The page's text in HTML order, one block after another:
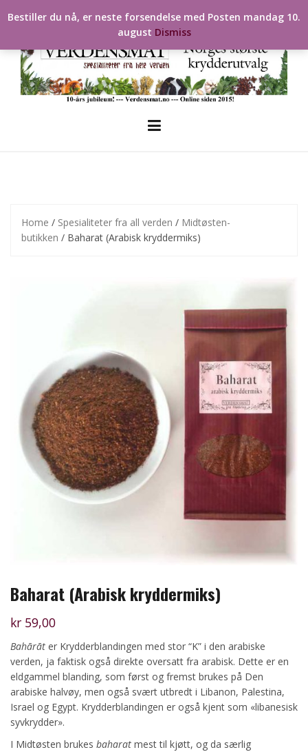
to
Home / Spesialiteter fra all verden / Midtøsten-
butikken / Baharat (Arabisk kryddermiks)
Baharat (Arabisk kryddermiks)
kr 59,00
Bahārāt er Krydderblandingen med stor “K” i den arabiske
verden, ja faktisk også direkte oversatt fra arabisk. Dette er en
eldgammel blanding, som først og fremst brukes på Den
arabiske halvøy, men også svært utbredt i Libanon, Palestina,
Israel og Egypt. Krydderblandingen er også kjent som «libanesisk
syvkrydder».
I Midtøsten brukes baharat mest til kjøtt, og da særlig
Bestiller du nå, er neste forsendelse med Posten mandag 10.
august Dismiss